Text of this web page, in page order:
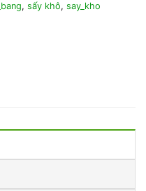
, sấy khô, say_kho